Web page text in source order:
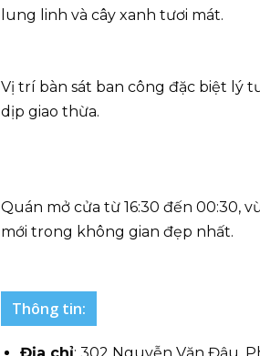
lung linh và cây xanh tươi mát.
Vị trí bàn sát ban công đặc biệt lý
dịp giao thừa.
Quán mở cửa từ 16:30 đến 00:30,
mới trong không gian đẹp nhất.
Thông tin: